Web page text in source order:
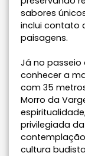
sabores
inclui contato
paisagens.
Já no passeio
conhecer a
com 35
Morro da
privilegiada
cultura